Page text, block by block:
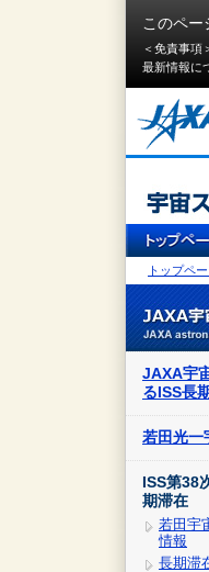
このペ
＜免責事項
最新情報に
トップペ
JAXA宇
るISS長
若田光一
ISS第38
期滞在
若田宇
情報
長期滞